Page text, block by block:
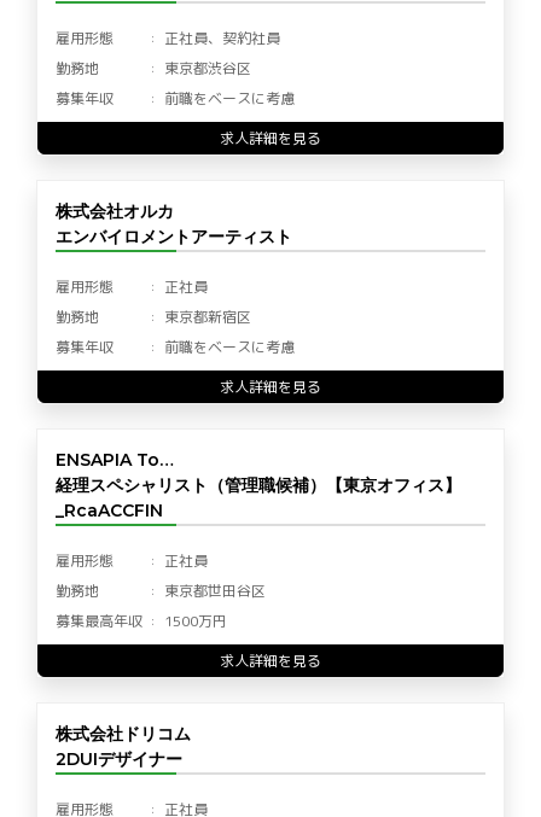
雇用形態
正社員、契約社員
勤務地
東京都渋谷区
募集年収
前職をベースに考慮
求人詳細を見る
株式会社オルカ
エンバイロメントアーティスト
雇用形態
正社員
勤務地
東京都新宿区
募集年収
前職をベースに考慮
求人詳細を見る
ENSAPIA To…
経理スペシャリスト（管理職候補）【東京オフィス】
_RcaACCFIN
雇用形態
正社員
勤務地
東京都世田谷区
募集最高年収
1500万円
求人詳細を見る
株式会社ドリコム
2DUIデザイナー
雇用形態 正社員